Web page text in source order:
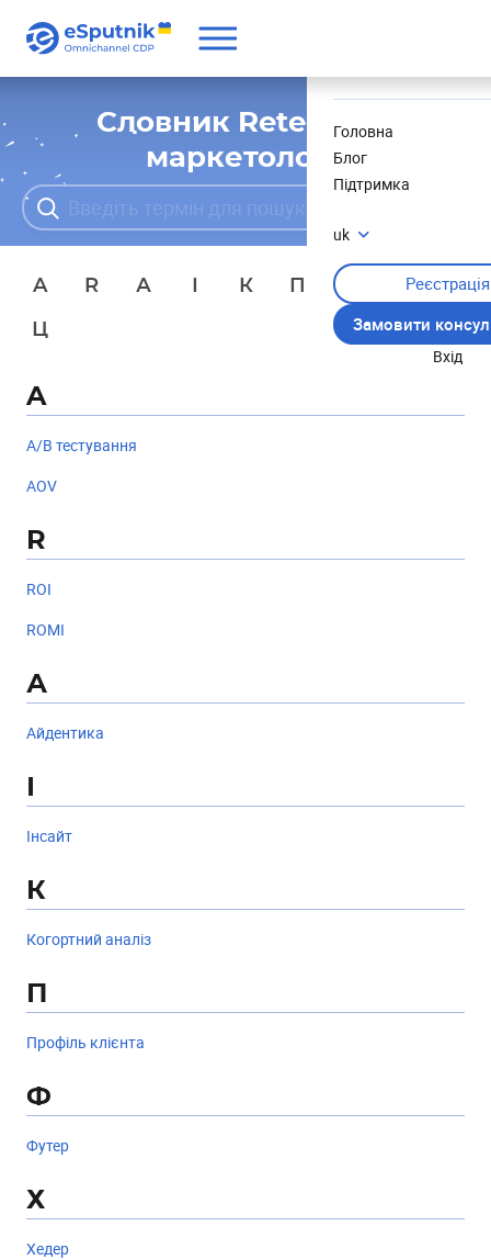
Головна
Блог
Підтримка
uk
Реєстрація
Замовити
Вхід
Словник Retention-
маркетолога
A R А К П Х
Ц
A
A/B тестування
AOV
R
ROI
ROMI
А
Айдентика
Інсайт
К
Когортний аналіз
П
Профіль клієнта
Ф
Футер
Х
Хедер